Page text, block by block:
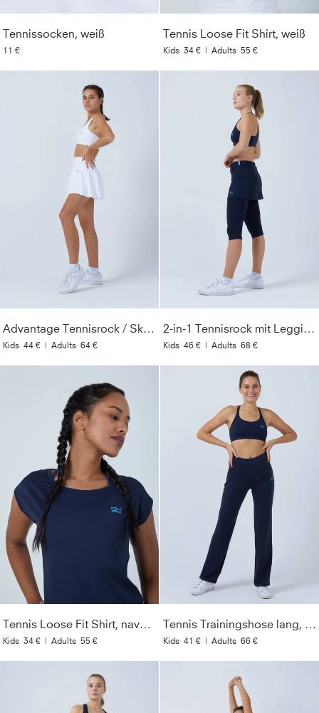
Tennissocken, weiß
11 €
Tennis Loose Fit Shirt, weiß
Kids 34 € | Adults 55 €
Advantage Tennisrock / Skort mit Ballhalter, weiß
Kids 44 € | Adults 64 €
2-in-1 Tennisrock mit Leggings / Skapri, navy blau
Kids 46 € | Adults 68 €
Tennis Loose Fit Shirt, navy blau
Kids 34 € | Adults 55 €
Tennis Trainingshose lang, navy blau
Kids 41 € | Adults 66 €